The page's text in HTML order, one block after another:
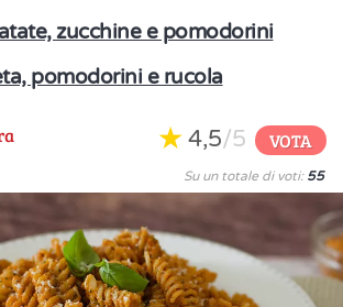
zucchine e pomodorini
pomodorini e rucola
4,5/5 VOTA
Su un totale di voti: 55